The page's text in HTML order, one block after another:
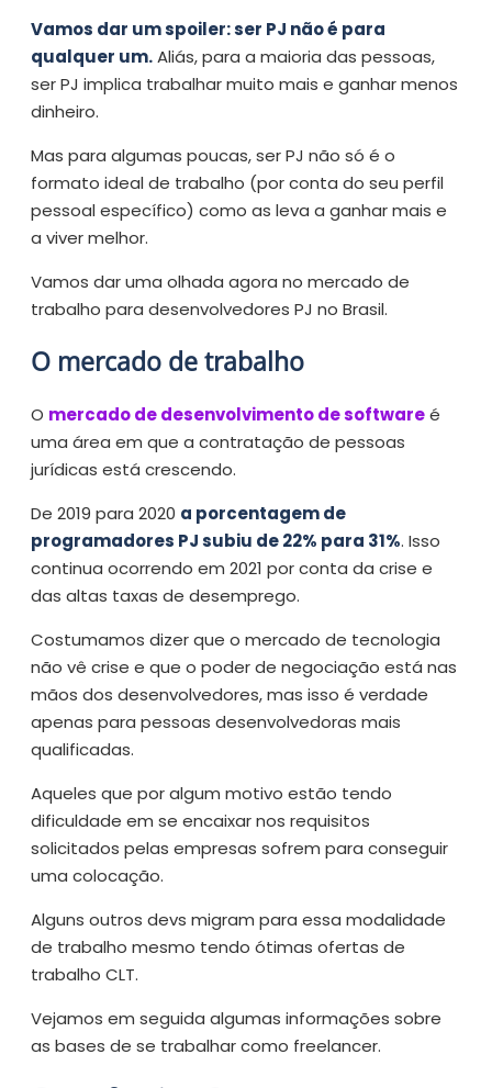
Vamos dar um spoiler: ser PJ não é para
qualquer um.Aliás, para a maioria das pessoas,
ser PJ implica trabalhar muito mais e ganhar menos
dinheiro.
Mas para algumas poucas, ser PJ não só é o
formato ideal de trabalho (por conta do seu perfil
pessoal específico) como as leva a ganhar mais e
a viver melhor.
Vamos dar uma olhada agora no mercado de
trabalho para desenvolvedores PJ no Brasil.
O mercado de trabalho
O mercado de desenvolvimento de softwareé
uma área em que a contratação de pessoas
jurídicas está crescendo.
De 2019 para 2020 a porcentagem de
programadores PJ subiu de 22% para 31%. Isso
continua ocorrendo em 2021 por conta da crise e
das altas taxas de desemprego.
Costumamos dizer que o mercado de tecnologia
não vê crise e que o poder de negociação está nas
mãos dos desenvolvedores, mas isso é verdade
apenas para pessoas desenvolvedoras mais
qualificadas.
Aqueles que por algum motivo estão tendo
dificuldade em se encaixar nos requisitos
solicitados pelas empresas sofrem para conseguir
uma colocação.
Alguns outros devs migram para essa modalidade
de trabalho mesmo tendo ótimas ofertas de
trabalho CLT.
Vejamos em seguida algumas informações sobre
as bases de se trabalhar como freelancer.